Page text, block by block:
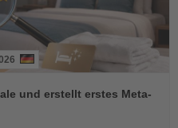
und erstellt erstes Meta-